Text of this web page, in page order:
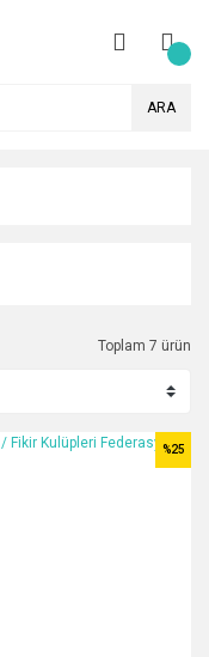
ARA
Toplam 7 ürün
%25